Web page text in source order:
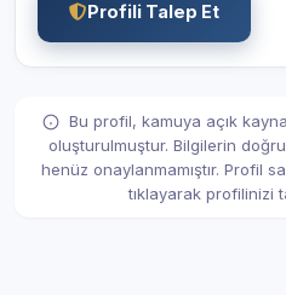
Profili Talep Et
Bu profil, kamuya açık
oluşturulmuştur. Bilgilerin
henüz onaylanmamıştır. Profil
tıklayarak profilinizi